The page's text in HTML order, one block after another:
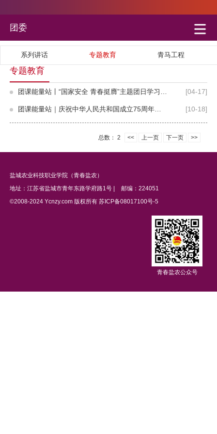
团委
系列讲话 专题教育 青马工程
专题教育
团课能量站丨“国家安全 青春挺膺”主题团日学习资料包来啦 [04-17]
团课能量站｜庆祝中华人民共和国成立75周年专题学习资源包 [10-18]
总数： 2 << 上一页 下一页 >>
盐城农业科技职业学院（青春盐农）
地址：江苏省盐城市青年东路学府路1号 |
邮编：224051
©2008-2024 Ycnzy.com 版权所有 苏ICP备08017100号-5
青春盐农公众号